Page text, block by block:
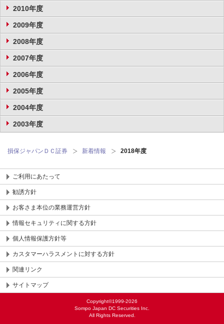
2010年度
2009年度
2008年度
2007年度
2006年度
2005年度
2004年度
2003年度
損保ジャパンＤＣ証券 新着情報 2018年度
ご利用にあたって
勧誘方針
お客さま本位の業務運営方針
情報セキュリティに関する方針
個人情報保護方針等
カスタマーハラスメントに対する方針
関連リンク
サイトマップ
Copyright©1999-2026
Sompo Japan DC Securities Inc.
All Rights Reserved.